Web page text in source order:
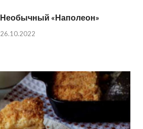
Необычный «Наполеон»
26.10.2022